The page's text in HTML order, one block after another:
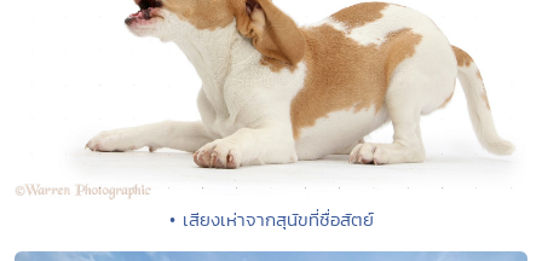
• เสียงเห่าจากสุนัขที่ซื่อสัตย์